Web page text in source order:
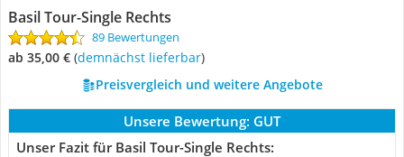
Basil Tour-Single Rechts
89 Bewertungen
ab 35,00 € ( Demnächst lieferbar)
Preisvergleich und weitere Angebote
Unsere Bewertung: GUT
Unser Fazit für Basil Tour-Single Rechts: